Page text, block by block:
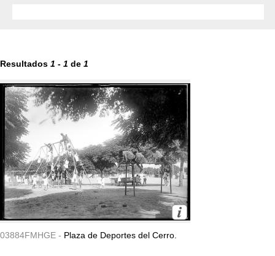
Resultados 1 - 1 de 1
03884FMHGE - Plaza de Deportes del Cerro.